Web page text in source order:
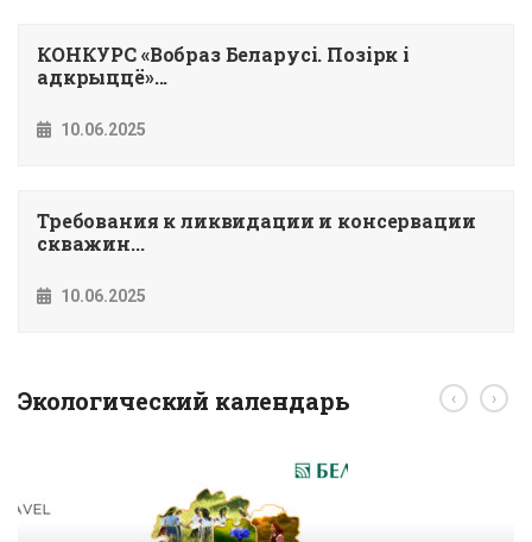
КОНКУРС «Вобраз Беларусi. Позiрк i
адкрыццё»...
10.06.2025
Требования к ликвидации и консервации
скважин...
10.06.2025
Экологический календарь ‹ ›